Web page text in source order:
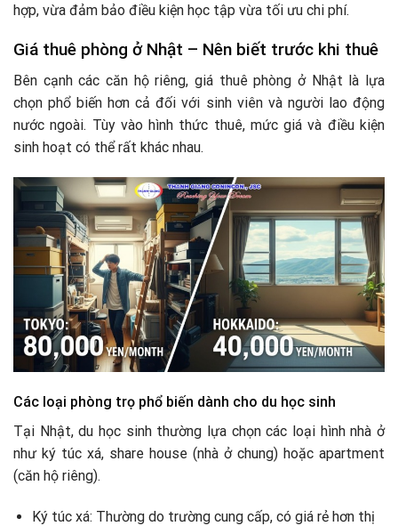
hợp, vừa đảm bảo điều kiện học tập vừa tối ưu chi phí.
Giá thuê phòng ở Nhật – Nên biết trước khi thuê
Bên cạnh các căn hộ riêng, giá thuê phòng ở Nhật là lựa
chọn phổ biến hơn cả đối với sinh viên và người lao động
nước ngoài. Tùy vào hình thức thuê, mức giá và điều kiện
sinh hoạt có thể rất khác nhau.
Các loại phòng trọ phổ biến dành cho du học sinh
Tại Nhật, du học sinh thường lựa chọn các loại hình nhà ở
như ký túc xá, share house (nhà ở chung) hoặc apartment
(căn hộ riêng).
Ký túc xá: Thường do trường cung cấp, có giá rẻ hơn thị